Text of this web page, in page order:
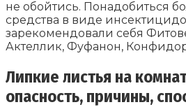
не обойтись. Понадобиться
средства в виде
зарекомендовали себя
Актеллик, Фуфанон,
Липкие листья на
опасность, причины,